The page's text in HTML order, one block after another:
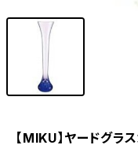
【MIKU】ヤードグラ